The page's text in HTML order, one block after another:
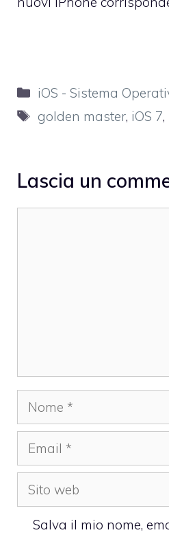
Categorie
iOS - Sistema
Tag
golden master, iOS 7,
Lascia un
Nome
Email
Sito
web
Salva il mio nome,